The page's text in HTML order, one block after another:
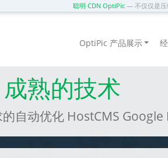
聪明 CDN OptiPic— 不仅仅是压
OptiPic 产品展示
熟的技术
自动优化 HostCMS